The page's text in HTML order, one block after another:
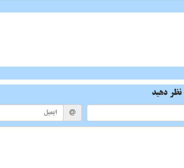
نظر دهید